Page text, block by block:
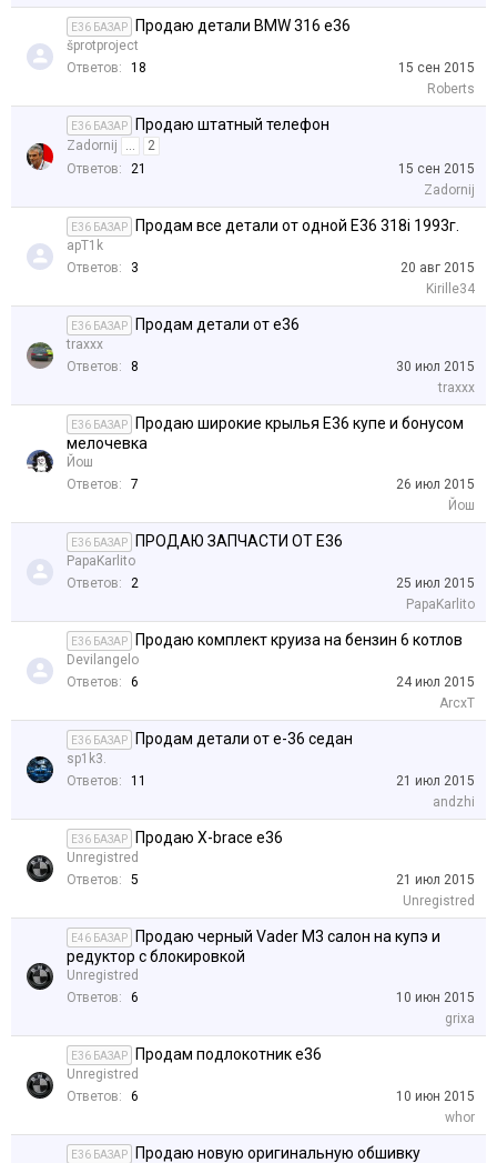
E36 БАЗАР Продаю детали BMW 316 e36
šprotproject
Ответов:
18
15 сен 2015
Roberts
E36 БАЗАР Продаю штатный телефон
Zadornij ...
2
Ответов:
21
15 сен 2015
Zadornij
E36 БАЗАР Продам все детали от одной Е36 318i 1993г.
apT1k
Ответов:
3
20 авг 2015
Kirille34
E36 БАЗАР Продам детали от е36
traxxx
Ответов:
8
30 июл 2015
traxxx
E36 БАЗАР
Продаю широкие крылья Е36 купе и бонусом
мелочевка
Йош
Ответов:
7
26 июл 2015
Йош
E36 БАЗАР ПРОДАЮ ЗАПЧАСТИ ОТ Е36
PapaKarlito
Ответов:
2
25 июл 2015
PapaKarlito
E36 БАЗАР Продаю комплект круиза на бензин 6 котлов
Devilangelo
Ответов:
6
24 июл 2015
ArcxT
E36 БАЗАР Продам детали от е-36 седан
sp1k3.
Ответов:
11
21 июл 2015
аndzhi
E36 БАЗАР Продаю X-brace e36
Unregistred
Ответов:
5
21 июл 2015
Unregistred
E46 БАЗАР
Продаю черный Vader M3 салон на купэ и
редуктор с блокировкой
Unregistred
Ответов:
6
10 июн 2015
grixa
E36 БАЗАР Продам подлокотник е36
Unregistred
Ответов:
6
10 июн 2015
whor
E36 БАЗАР
Продаю новую оригинальную обшивку